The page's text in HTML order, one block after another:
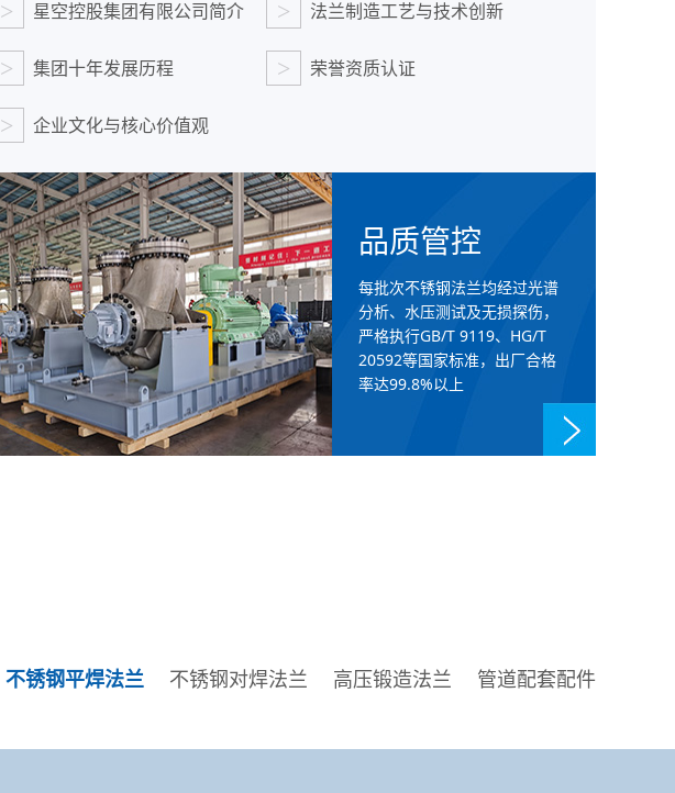
> 星空控股集团有限公司简介 > 法兰制造工艺与技术创新
> 集团十年发展历程 > 荣誉资质认证
> 企业文化与核心价值观
品质管控
每批次不锈钢法兰均经过光谱
分析、水压测试及无损探伤，
严格执行GB/T 9119、HG/T
20592等国家标准，出厂合格
率达99.8%以上
不锈钢平焊法兰 不锈钢对焊法兰 高压锻造法兰 管道配套配件